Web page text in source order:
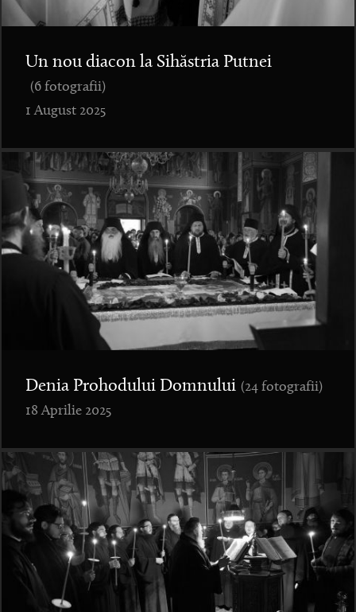
Un nou diacon la Sihăstria Putnei
(6 fotografii)
1 August 2025
Denia Prohodului Domnului (24 fotografii)
18 Aprilie 2025